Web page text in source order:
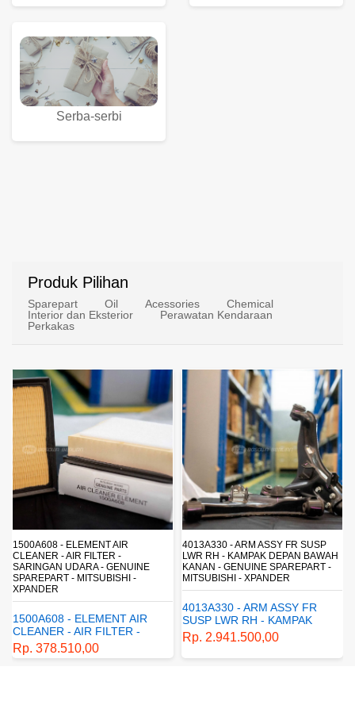
Serba-serbi
Produk Pilihan
Sparepart Oil Acessories
Chemical
Interior dan Eksterior
Perawatan Kendaraan
Perkakas
4013A330 - ARM ASSY FR SUSP
LWR RH - KAMPAK DEPAN BAWAH
KANAN - GENUINE SPAREPART -
MITSUBISHI - XPANDER
SUSP LWR RH - KAMPAK
DEPAN BAWAH KANAN -
GENUINE SPAREPART -
MITSUBISHI - XPANDER
Rp. 2.941.500,00
4162A413 - SHOCK ABSORBER RR
SUSP - SUSPENSI BELAKANG -
SHOCKBREAKER BELAKANG -
GENUINE SPAREPART -
MITSUBISHI - XPANDER
4162A413 - SHOCK
ABSORBER RR SUSP -
SUSPENSI BELAKANG -
SHOCKBREAKER BELAKANG
Rp. 1.198.800,00